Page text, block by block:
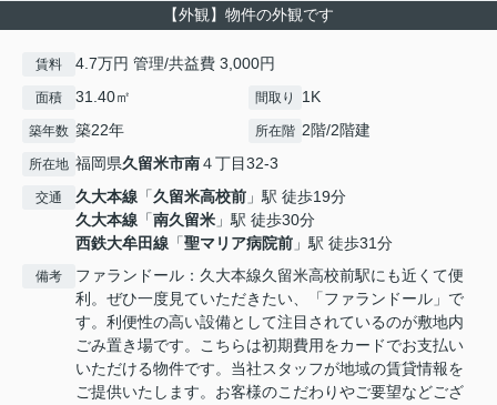
【外観】物件の外観です
賃料 4.7万円 管理/共益費 3,000円
面積 31.40㎡ 間取り 1K
築年数 築22年 所在階 2階/2階建
所在地 福岡県久留米市南４丁目32-3
交通 久大本線 「久留米高校前 」駅 徒歩19分
久大本線 「南久留米 」駅 徒歩30分
西鉄大牟田線 「聖マリア病院前 」駅 徒歩31分
備考
ファランドール：久大本線久留米高校前駅にも近くて便
利。ぜひ一度見ていただきたい、「ファランドール」で
す。利便性の高い設備として注目されているのが敷地内
ごみ置き場です。こちらは初期費用をカードでお支払い
いただける物件です。当社スタッフが地域の賃貸情報を
ご提供いたします。お客様のこだわりやご要望などござ